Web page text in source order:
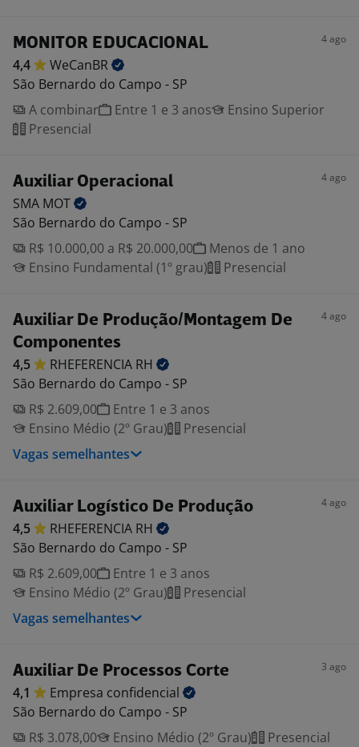
MONITOR EDUCACIONAL 4 ago
4,4
WeCanBR
São Bernardo do Campo - SP
A combinar
Entre 1 e 3 anos
Ensino Superior
Presencial
Auxiliar Operacional 4 ago
SMA MOT
São Bernardo do Campo - SP
R$ 10.000,00 a R$ 20.000,00
Menos de 1 ano
Ensino Fundamental (1º grau)
Presencial
Auxiliar De Produção/Montagem De
Componentes
4 ago
4,5 RHEFERENCIA RH
São Bernardo do Campo - SP
R$ 2.609,00
Entre 1 e 3 anos
Ensino Médio (2º Grau)
Presencial
Vagas semelhantes
Auxiliar Logístico De Produção 4 ago
4,5 RHEFERENCIA RH
São Bernardo do Campo - SP
R$ 2.609,00
Entre 1 e 3 anos
Ensino Médio (2º Grau)
Presencial
Vagas semelhantes
Auxiliar De Processos Corte 3 ago
4,1 Empresa confidencial
São Bernardo do Campo - SP
R$ 3.078,00
Ensino Médio (2º Grau) Presencial